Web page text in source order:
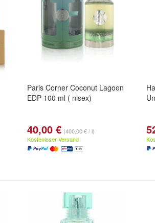
Paris Corner Coconut Lagoon
EDP 100 ml ( nisex)
40,00 € (400,00 € / l)
Kostenloser Versand